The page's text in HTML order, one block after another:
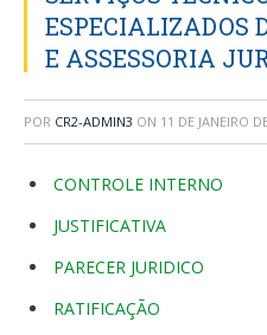
ESPECIALIZADOS
E ASSESSORIA
POR CR2-ADMIN3 ON 11 DE JANEIRO
CONTROLE INTERNO
JUSTIFICATIVA
PARECER JURIDICO
RATIFICAÇÃO